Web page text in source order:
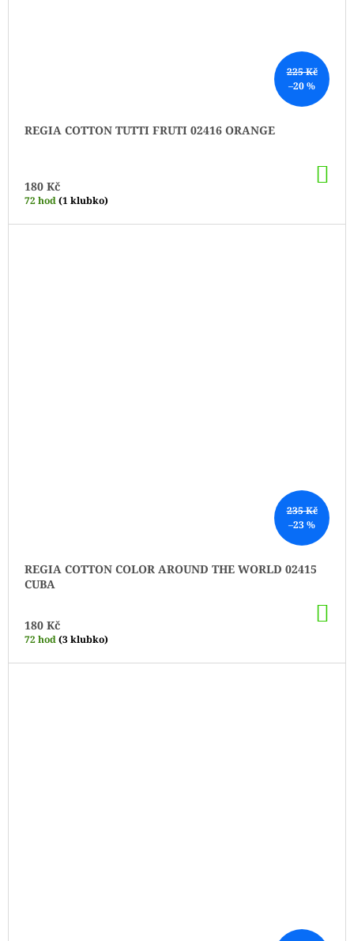
225 Kč
–20 %
REGIA COTTON TUTTI FRUTI 02416 ORANGE
180 Kč
72 hod(1 klubko)
235 Kč
–23 %
REGIA COTTON COLOR AROUND THE WORLD 02415
CUBA
180 Kč
72 hod(3 klubko)